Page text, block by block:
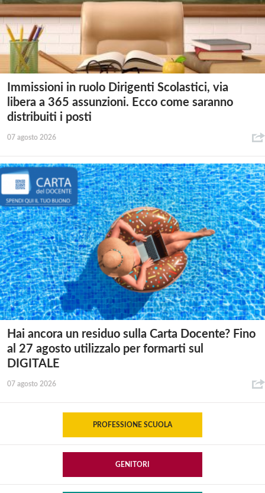
Immissioni in ruolo Dirigenti Scolastici, via
libera a 365 assunzioni. Ecco come saranno
distribuiti i posti
07 agosto 2026
Hai ancora un residuo sulla Carta Docente? Fino
al 27 agosto utilizzalo per formarti sul
DIGITALE
07 agosto 2026
PROFESSIONE SCUOLA
GENITORI